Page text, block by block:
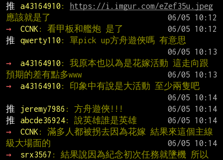
推
a43164910 :
https://i.imgur.com/eZef35u.jpeg
應該就是了
→
CCNK : 看甲板和艦炮 是了
推
qwerty110 : 單pick up方舟遊俠嗎 有意思
→
a43164910 : 我原本也以為是花嫁活動 這走向跟
預期的差有點多www
→
a43164910 : 印象中有說是大活動 至少兩隻吧
推
jeremy7986 : 方舟遊俠!!!
推
abcde36924: 說英雄誰是英雄
→
CCNK : 滿多人都被拐去因為花嫁 結果來這個主線
級大場面的
→
srx3567 : 結果說因為紀念初次任務就墬機 所以